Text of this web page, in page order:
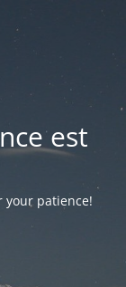
est
your patience!